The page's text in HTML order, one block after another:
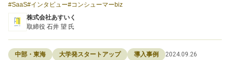
SaaS インタビュー
コンシューマーbiz
株式会社あすいく
取締役 石井 望 氏
中部・東海 大学発スタートアップ 導入事例 2024.09.26